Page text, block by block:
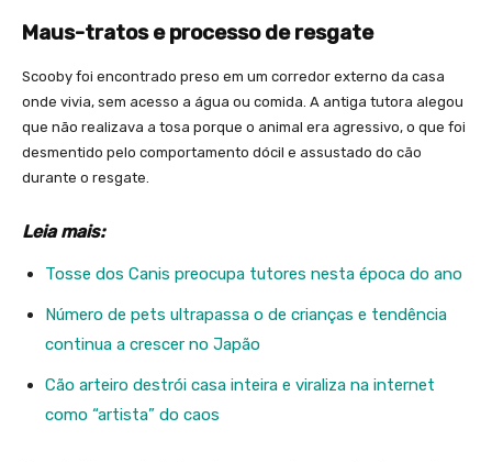
Maus-tratos e processo de resgate
Scooby foi encontrado preso em um corredor externo da casa
onde vivia, sem acesso a água ou comida. A antiga tutora alegou
que não realizava a tosa porque o animal era agressivo, o que foi
desmentido pelo comportamento dócil e assustado do cão
durante o resgate.
Leia mais:
Tosse dos Canis preocupa tutores nesta época do ano
Número de pets ultrapassa o de crianças e tendência
continua a crescer no Japão
Cão arteiro destrói casa inteira e viraliza na internet
como “artista” do caos